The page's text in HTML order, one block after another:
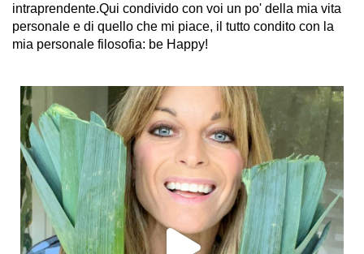
intraprendente.Qui condivido con voi un po' della mia vita
personale e di quello che mi piace, il tutto condito con la
mia personale filosofia: be Happy!